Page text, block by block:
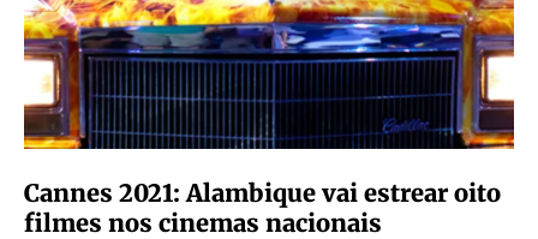
Cannes 2021: Alambique vai estrear oito
filmes nos cinemas nacionais